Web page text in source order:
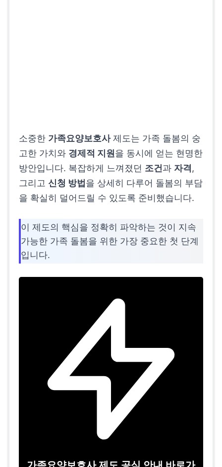
소중한 가족요양보호사제도는 가족 돌봄의 숭
고한 가치와 경제적 지원 을 동시에 얻는 현명한
방안입니다. 복잡하게 느껴졌던 조건과 자격 ,
그리고 신청 방법 을 상세히 다루어 돌봄의 부담
을 확실히 덜어드릴 수 있도록 준비했습니다.
이 제도의 핵심을 정확히 파악하는 것이 지속
가능한 가족 돌봄을 위한 가장 중요한 첫 단계
입니다.